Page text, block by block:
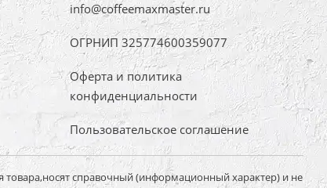
info@coffeemaxmaster.ru
ОГРНИП 325774600359077
Оферта и политика
конфиденциальности
Пользовательское соглашение
справочный (информационный характер) и не